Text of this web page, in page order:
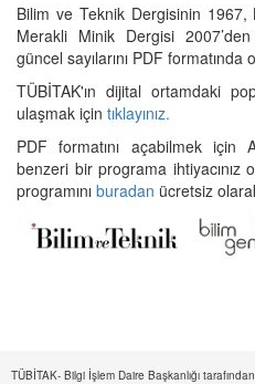
Bilim ve Teknik Dergisinin
Merakli Minik Dergisi
güncel sayılarını PDF formatında
TÜBİTAK'ın dijital ortamdaki
ulaşmak için tıklayınız.
PDF formatını açabilmek
benzeri bir programa ihtiyacınız
programını buradan ücretsiz
TÜBİTAK- Bilgi İşlem Daire Başkanlığı